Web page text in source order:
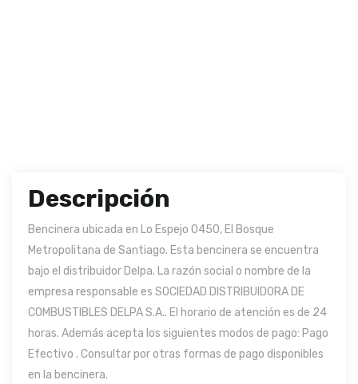
Descripción
Bencinera ubicada en Lo Espejo 0450, El Bosque
Metropolitana de Santiago. Esta bencinera se encuentra
bajo el distribuidor Delpa. La razón social o nombre de la
empresa responsable es SOCIEDAD DISTRIBUIDORA DE
COMBUSTIBLES DELPA S.A.. El horario de atención es de 24
horas. Además acepta los siguientes modos de pago: Pago
Efectivo . Consultar por otras formas de pago disponibles
en la bencinera.